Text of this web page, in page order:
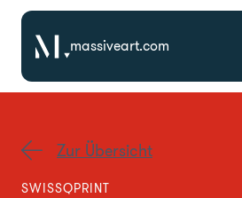
massiveart.com
Technologien
Zur Übersicht
SWISSQPRINT